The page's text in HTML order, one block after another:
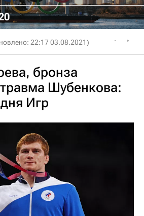
22:17 03.08.2021)
бронза
Шубенкова:
Игр